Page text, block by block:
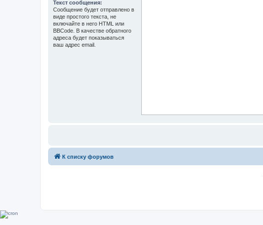
Текст сообщения:
Сообщение будет отправлено в
виде простого текста, не
включайте в него HTML или
BBCode. В качестве обратного
адреса будет показываться
ваш адрес email.
К списку форумов